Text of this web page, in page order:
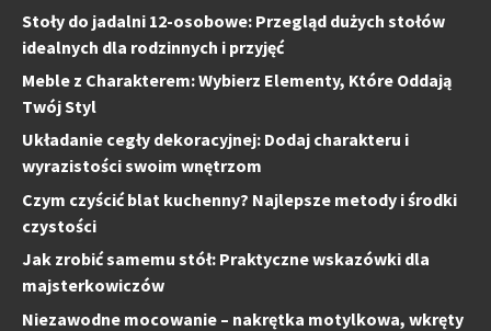
Stoły do jadalni 12-osobowe: Przegląd dużych stołów
idealnych dla rodzinnych i przyjęć
Meble z Charakterem: Wybierz Elementy, Które Oddają
Twój Styl
Układanie cegły dekoracyjnej: Dodaj charakteru i
wyrazistości swoim wnętrzom
Czym czyścić blat kuchenny? Najlepsze metody i środki
czystości
Jak zrobić samemu stół: Praktyczne wskazówki dla
majsterkowiczów
Niezawodne mocowanie – nakrętka motylkowa, wkręty